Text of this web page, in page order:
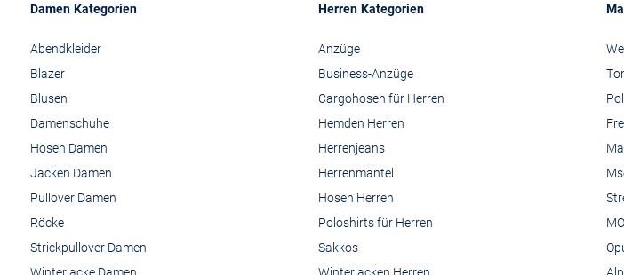
Damen Kategorien
Abendkleider
Blazer
Blusen
Damenschuhe
Hosen Damen
Jacken Damen
Pullover Damen
Röcke
Strickpullover Damen
Winterjacke Damen
Herren Kategorien
Anzüge
Business-Anzüge
Cargohosen für Herren
Hemden Herren
Herrenjeans
Herrenmäntel
Hosen Herren
Poloshirts für Herren
Sakkos
Winterjacken Herren